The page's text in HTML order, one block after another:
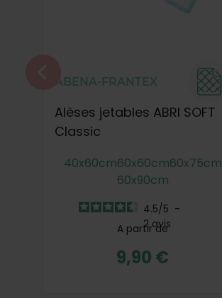
ABENA-FRANTEX
Alèses jetables ABRI SOFT
Classic
40x60cm60x60cm60x75cm
60x90cm
4.5/5 -
2avis
A partir de
9,90 €